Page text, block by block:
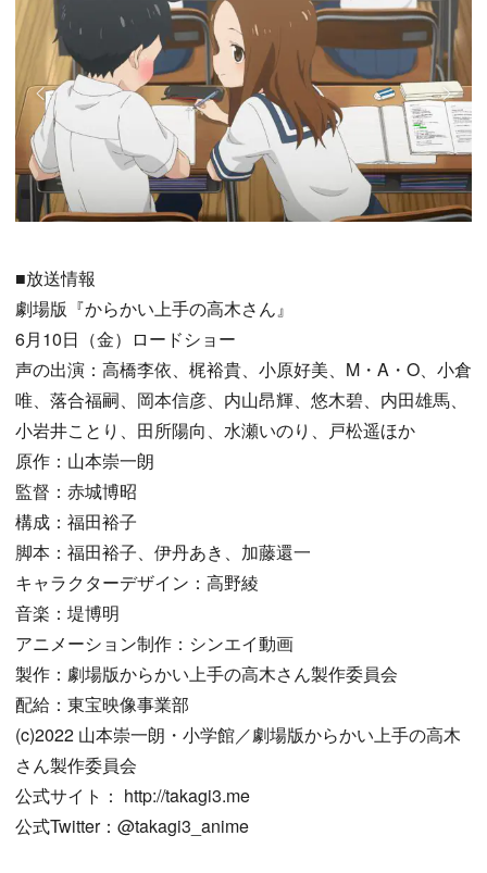
■放送情報
劇場版『からかい上手の高木さん』
6月10日（金）ロードショー
声の出演：高橋李依、梶裕貴、小原好美、M・A・O、小倉
唯、落合福嗣、岡本信彦、内山昂輝、悠木碧、内田雄馬、
小岩井ことり、田所陽向、水瀬いのり、戸松遥ほか
原作：山本崇一朗
監督：赤城博昭
構成：福田裕子
脚本：福田裕子、伊丹あき、加藤還一
キャラクターデザイン：高野綾
音楽：堤博明
アニメーション制作：シンエイ動画
製作：劇場版からかい上手の高木さん製作委員会
配給：東宝映像事業部
(c)2022 山本崇一朗・小学館／劇場版からかい上手の高木
さん製作委員会
公式サイト： http://takagi3.me
公式Twitter：@takagi3_anime